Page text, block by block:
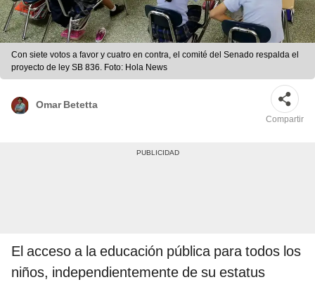
Con siete votos a favor y cuatro en contra, el comité del Senado respalda el
proyecto de ley SB 836. Foto: Hola News
Omar Betetta
Compartir
El acceso a la educación pública para todos los
niños, independientemente de su estatus